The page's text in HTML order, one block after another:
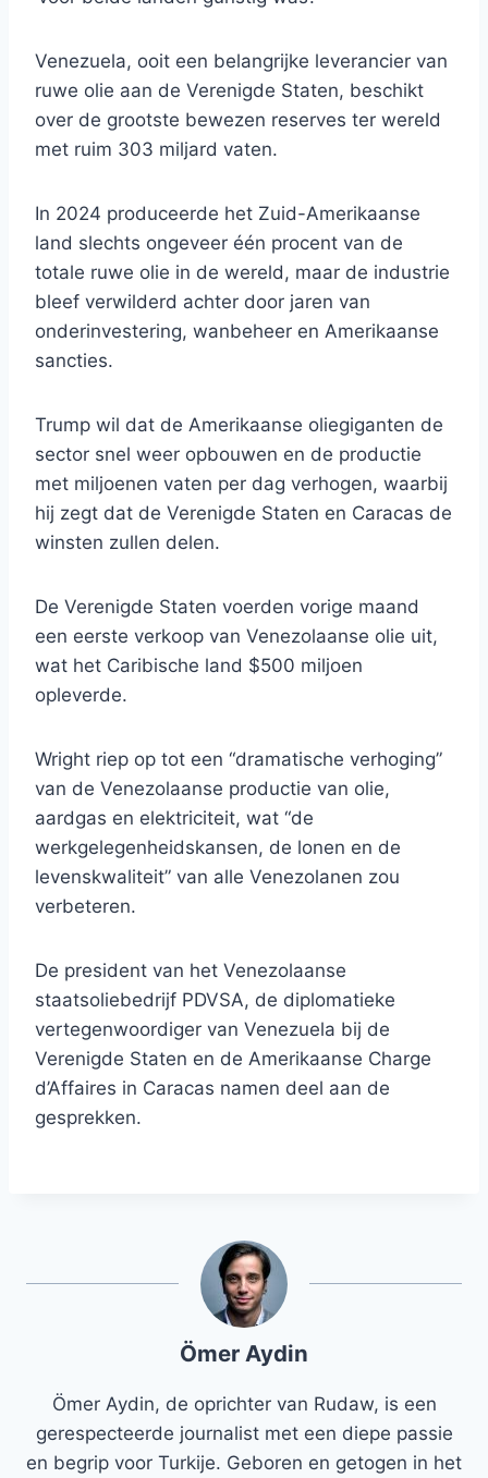
Venezuela, ooit een belangrijke leverancier van
ruwe olie aan de Verenigde Staten, beschikt
over de grootste bewezen reserves ter wereld
met ruim 303 miljard vaten.
In 2024 produceerde het Zuid-Amerikaanse
land slechts ongeveer één procent van de
totale ruwe olie in de wereld, maar de industrie
bleef verwilderd achter door jaren van
onderinvestering, wanbeheer en Amerikaanse
sancties.
Trump wil dat de Amerikaanse oliegiganten de
sector snel weer opbouwen en de productie
met miljoenen vaten per dag verhogen, waarbij
hij zegt dat de Verenigde Staten en Caracas de
winsten zullen delen.
De Verenigde Staten voerden vorige maand
een eerste verkoop van Venezolaanse olie uit,
wat het Caribische land $500 miljoen
opleverde.
Wright riep op tot een “dramatische verhoging”
van de Venezolaanse productie van olie,
aardgas en elektriciteit, wat “de
werkgelegenheidskansen, de lonen en de
levenskwaliteit” van alle Venezolanen zou
verbeteren.
De president van het Venezolaanse
staatsoliebedrijf PDVSA, de diplomatieke
vertegenwoordiger van Venezuela bij de
Verenigde Staten en de Amerikaanse Charge
d’Affaires in Caracas namen deel aan de
gesprekken.
Ömer Aydin
Ömer Aydin, de oprichter van Rudaw, is een
gerespecteerde journalist met een diepe passie
en begrip voor Turkije. Geboren en getogen in het